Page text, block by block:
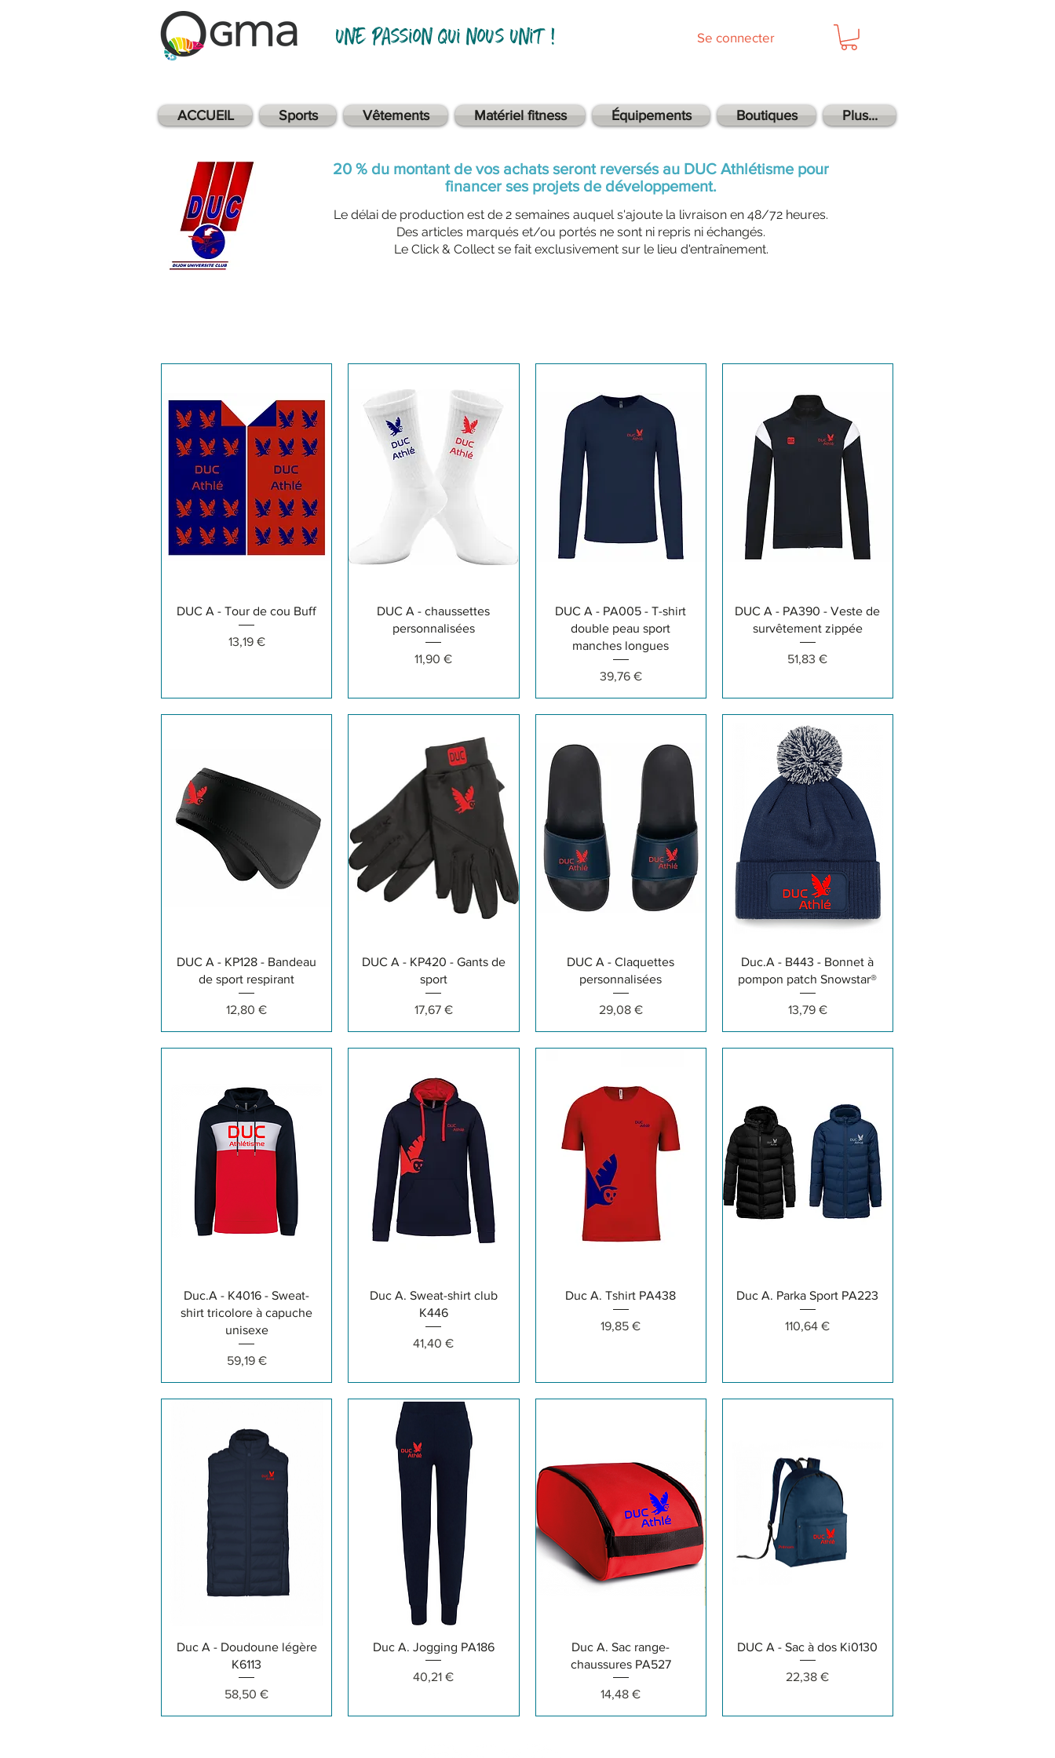
une passion qui nous unit ! Se connecter
ACCUEIL Sports Vêtements Matériel fitness Équipements Boutiques Plus...
20 % du montant de vos achats seront reversés au DUC Athlétisme pour
financer ses projets de développement.
Le délai de production est de 2 semaines auquel s'ajoute la livraison en 48/72 heures.
Des articles marqués et/ou portés ne sont ni repris ni échangés.
Le Click & Collect se fait exclusivement sur le lieu d'entraînement.
Aperçu rapide
DUC A - Tour de cou Buff
Prix
13,19 €
Aperçu rapide
DUC A - chaussettes
personnalisées
Prix
11,90 €
Aperçu rapide
DUC A - PA005 - T-shirt
double peau sport
manches longues
Prix
39,76 €
Aperçu rapide
DUC A - PA390 - Veste de
survêtement zippée
Prix
51,83 €
Aperçu rapide
DUC A - KP128 - Bandeau
de sport respirant
Prix
12,80 €
Aperçu rapide
DUC A - KP420 - Gants de
sport
Prix
17,67 €
Aperçu rapide
DUC A - Claquettes
personnalisées
Prix
29,08 €
Aperçu rapide
Duc.A - B443 - Bonnet à
pompon patch Snowstar®
Prix
13,79 €
Aperçu rapide
Duc.A - K4016 - Sweat-
shirt tricolore à capuche
unisexe
Prix
59,19 €
Aperçu rapide
Duc A. Sweat-shirt club
K446
Prix
41,40 €
Aperçu rapide
Duc A. Tshirt PA438
Prix
19,85 €
Aperçu rapide
Duc A. Parka Sport PA223
Prix
110,64 €
Aperçu rapide
Duc A - Doudoune légère
K6113
Prix
58,50 €
Aperçu rapide
Duc A. Jogging PA186
Prix
40,21 €
Aperçu rapide
Duc A. Sac range-
chaussures PA527
Prix
14,48 €
Aperçu rapide
DUC A - Sac à dos Ki0130
Prix
22,38 €